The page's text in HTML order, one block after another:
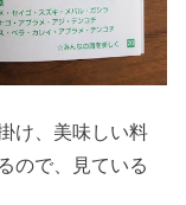
け、美味しい料
ので、見ている